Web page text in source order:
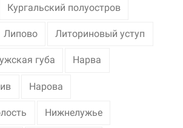
Кургальский полуостров
Липово Литориновый уступ
губа Нарва
Нарова
Нижнелужье